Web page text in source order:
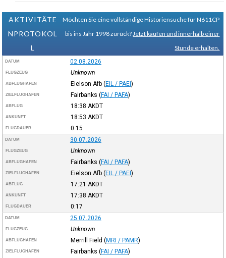
AKTIVITÄTE
NPROTOKOL
L
Möchten Sie eine vollständige Historiensuche für N611CP
bis ins Jahr 1998 zurück? Jetzt kaufen und innerhalb einer
Stunde erhalten.
DATUM 02.08.2026
FLUGZEUG Unknown
ABFLUGHAFEN Eielson Afb (EIL / PAEI)
ZIELFLUGHAFEN Fairbanks (FAI / PAFA)
ABFLUG 18:38 AKDT
ANKUNFT 18:53 AKDT
FLUGDAUER 0:15
DATUM 30.07.2026
FLUGZEUG Unknown
ABFLUGHAFEN Fairbanks (FAI / PAFA)
ZIELFLUGHAFEN Eielson Afb (EIL / PAEI)
ABFLUG 17:21 AKDT
ANKUNFT 17:38 AKDT
FLUGDAUER 0:17
DATUM 25.07.2026
FLUGZEUG Unknown
ABFLUGHAFEN Merrill Field (MRI / PAMR)
ZIELFLUGHAFEN Fairbanks (FAI / PAFA)